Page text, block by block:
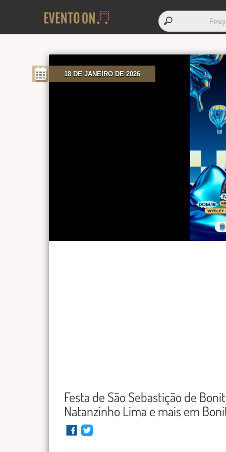
18 DE JANEIRO DE 2026
Festa de São Sebastição de
Natanzinho Lima e mais em